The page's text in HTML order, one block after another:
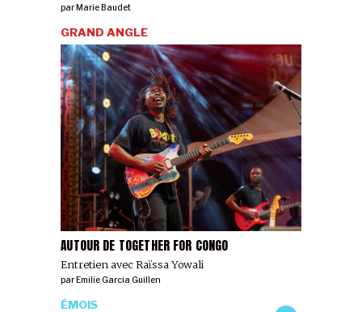
par Marie Baudet
AUTOUR DE TOGETHER FOR CONGO
Entretien avec Raïssa Yowali
GRAND ANGLE
parEmilie Garcia Guillen
ÉMOIS